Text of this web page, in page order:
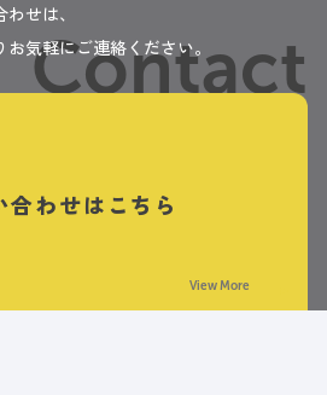
せは、
気軽にご連絡ください。
合わせはこちら
View More
Contact